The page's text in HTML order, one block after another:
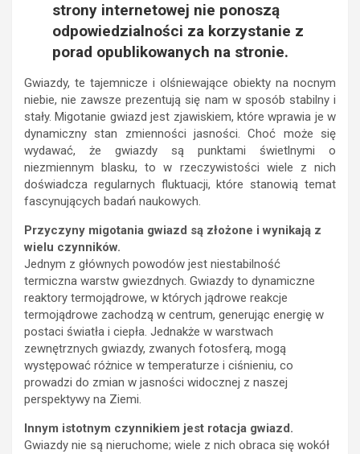
strony internetowej nie ponoszą
odpowiedzialności za korzystanie z
porad opublikowanych na stronie.
Gwiazdy, te tajemnicze i olśniewające obiekty na nocnym
niebie, nie zawsze prezentują się nam w sposób stabilny i
stały. Migotanie gwiazd jest zjawiskiem, które wprawia je w
dynamiczny stan zmienności jasności. Choć może się
wydawać, że gwiazdy są punktami świetlnymi o
niezmiennym blasku, to w rzeczywistości wiele z nich
doświadcza regularnych fluktuacji, które stanowią temat
fascynujących badań naukowych.
Przyczyny migotania gwiazd są złożone i wynikają z
wielu czynników.
Jednym z głównych powodów jest niestabilność
termiczna warstw gwiezdnych. Gwiazdy to dynamiczne
reaktory termojądrowe, w których jądrowe reakcje
termojądrowe zachodzą w centrum, generując energię w
postaci światła i ciepła. Jednakże w warstwach
zewnętrznych gwiazdy, zwanych fotosferą, mogą
występować różnice w temperaturze i ciśnieniu, co
prowadzi do zmian w jasności widocznej z naszej
perspektywy na Ziemi.
Innym istotnym czynnikiem jest rotacja gwiazd.
Gwiazdy nie są nieruchome; wiele z nich obraca się wokół